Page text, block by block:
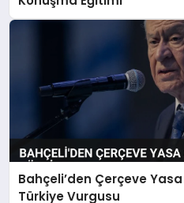
Bahçeli’den Çerçeve Yasa
Türkiye Vurgusu